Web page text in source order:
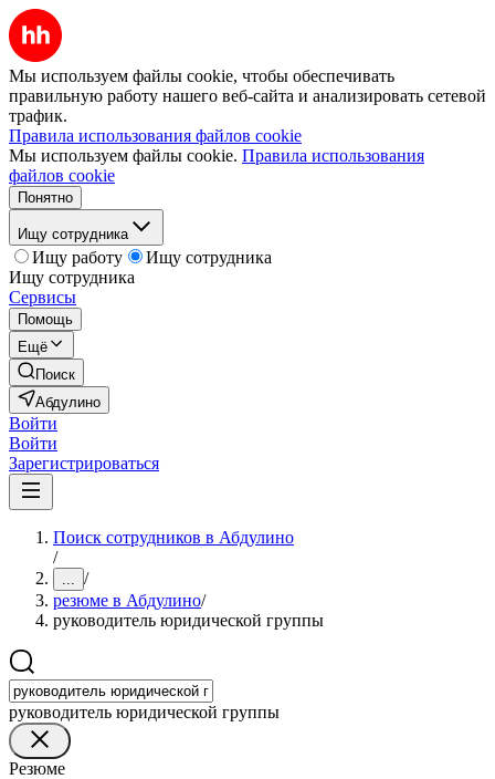
Мы используем файлы cookie, чтобы обеспечивать
правильную работу нашего веб-сайта и анализировать сетевой
трафик.
Правила использования файлов cookie
Мы используем файлы cookie. Правила использования
файлов cookie
Понятно
Ищу сотрудника
Ищу работу
Ищу сотрудника
Ищу сотрудника
Сервисы
Помощь
Ещё
Поиск
Абдулино
Войти
Войти
Зарегистрироваться
Поиск сотрудников в Абдулино
/
... /
резюме в Абдулино/
руководитель юридической группы
руководитель юридической группы
Резюме